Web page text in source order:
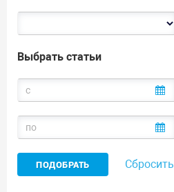
Выбрать статьи
Сбросить